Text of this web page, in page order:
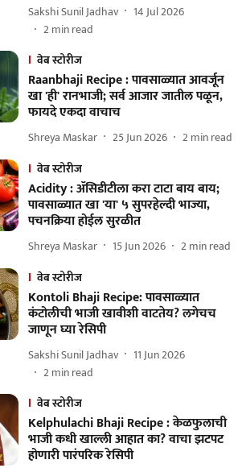
Sakshi Sunil Jadhav
14 Jul 2026
2min read
वेब स्टोरीज
Raanbhaji Recipe : पावसाळ्यात आवर्जून
खा 'ही' रानभाजी; सर्व आजार जातील पळून,
फायदे एकदा वाचाच
Shreya Maskar 25 Jun 2026 2min read
वेब स्टोरीज
Acidity : ॲसिडीटीला करा टाटा बाय बाय;
पावसाळ्यात खा 'या' ५ सुपरहेल्दी भाज्या,
पचनक्रिया होईल सुरळीत
Shreya Maskar 15 Jun 2026 2min read
वेब स्टोरीज
Kontoli Bhaji Recipe: पावसाळ्यात
कंटोलीची भाजी खावीशी वाटतेय? लगेचच
जाणून घ्या रेसिपी
Sakshi Sunil Jadhav
11 Jun 2026
2min read
वेब स्टोरीज
Kelphulachi Bhaji Recipe : केळफुलाची
भाजी कधी खाल्ली आहात का? वाचा झटपट
होणारी पारंपरिक रेसिपी